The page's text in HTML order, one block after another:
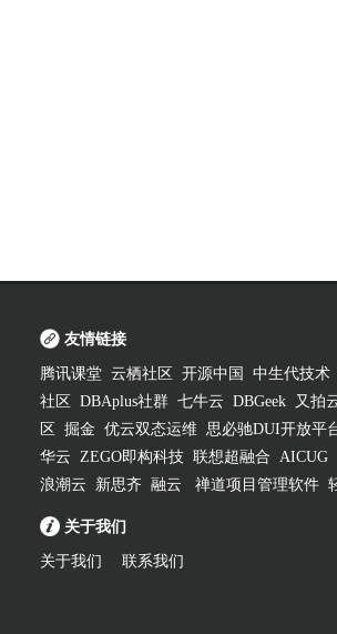
友情链接
腾讯课堂 云栖社区 开源中国 中生代技术
社区
DBAplus社群 七牛云 DBGeek 又拍
区
掘金 优云双态运维 思必驰DUI开放平
华云 ZEGO即构科技 联想超融合 AICUG
浪潮云
新思齐 融云 禅道项目管理软件
关于我们
关于我们 联系我们